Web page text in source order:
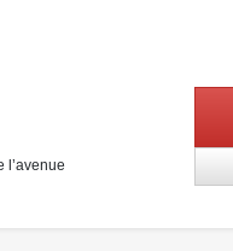
l’avenue